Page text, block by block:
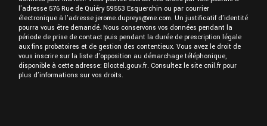
l'adresse 576 Rue de Quiéry 59553 Esquerchin ou par courrier
électronique à l'adresse jerome.dupreys@me.com. Un justificatif d'identité
pourra vous être demandé. Nous conservons vos données pendant la
période de prise de contact puis pendant la durée de prescription légale
aux fins probatoires et de gestion des contentieux. Vous avez le droit de
vous inscrire sur la liste d'opposition au démarchage téléphonique,
disponible à cette adresse: Bloctel.gouv.fr. Consultez le site cnil.fr pour
plus d’informations sur vos droits.